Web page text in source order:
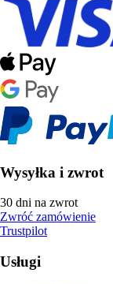
Wysyłka i zwrot
30 dni na zwrot
Zwróć zamówienie
Trustpilot
Usługi